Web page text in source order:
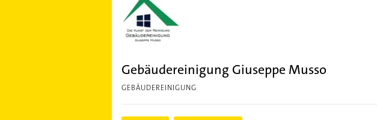
Gebäudereinigung Giuseppe Musso
GEBÄUDEREINIGUNG